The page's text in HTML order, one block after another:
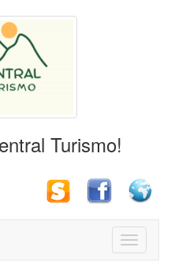
Turismo!
Toggle